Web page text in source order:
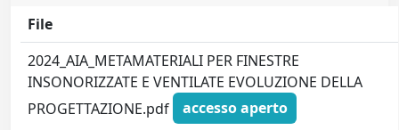
File
2024_AIA_METAMATERIALI PER FINESTRE
INSONORIZZATE E VENTILATE EVOLUZIONE DELLA
PROGETTAZIONE.pdf
accesso aperto